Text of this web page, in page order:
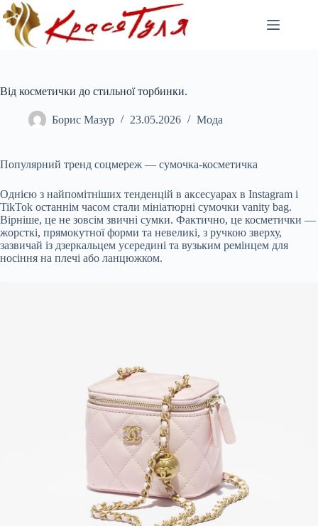
Перейти
до
вмісту
Від косметички до стильної торбинки.
Борис Мазур 23.05.2026 Мода
Популярний тренд соцмереж — сумочка-косметичка
Однією з найпомітніших тенденцій в аксесуарах в Instagram і
TikTok останнім часом стали мініатюрні сумочки vanity bag.
Вірніше, це не зовсім звичні сумки. Фактично, це косметички —
жорсткі, прямокутної форми та невеликі, з ручкою зверху,
зазвичай із дзеркальцем усередині та вузьким ремінцем для
носіння на плечі або ланцюжком.